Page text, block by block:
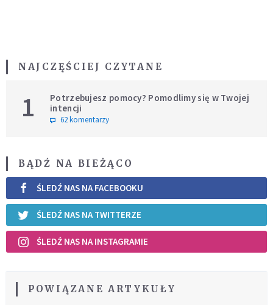
NAJCZĘŚCIEJ CZYTANE
1
Potrzebujesz pomocy? Pomodlimy się w Twojej
intencji
62 komentarzy
BĄDŹ NA BIEŻĄCO
ŚLEDŹ NAS NA FACEBOOKU
ŚLEDŹ NAS NA TWITTERZE
ŚLEDŹ NAS NA INSTAGRAMIE
POWIĄZANE ARTYKUŁY